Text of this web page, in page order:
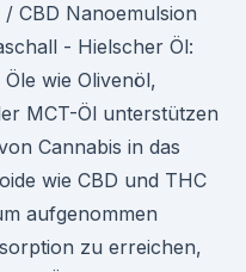
/ CBD Nanoemulsion
- Hielscher Öl:
wie Olivenöl,
MCT-Öl unterstützen
Cannabis in das
wie CBD und THC
aufgenommen
zu erreichen,